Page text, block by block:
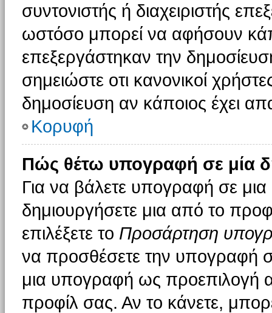
συντονιστής ή διαχειριστής
ωστόσο μπορεί να αφήσουν
επεξεργάστηκαν την
σημειώστε οτι κανονικοί
δημοσίευση αν κάποιος έχει
Κορυφή
Πώς θέτω υπογραφή σε μία
Για να βάλετε υπογραφή σε
δημιουργήσετε μια από το
επιλέξετε το Προσάρτηση
να προσθέσετε την υπογραφή
μια υπογραφή ως προεπιλογή
προφίλ σας. Αν το κάνετε,